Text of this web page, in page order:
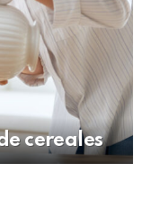
cereales